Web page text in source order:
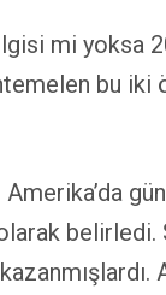
mi yoksa
bu
gün
olarak